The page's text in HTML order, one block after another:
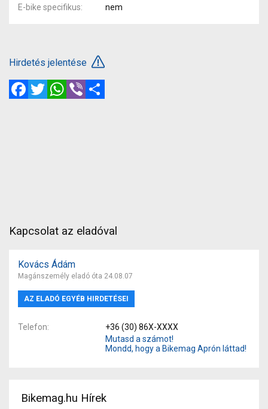
E-bike specifikus
nem
Hirdetés jelentése
FacebookTwitterWhatsApp
Viber
Kapcsolat az eladóval
Kovács Ádám
Magánszemély eladó óta 24.08.07
AZ ELADÓ EGYÉB HIRDETÉSEI
Telefon
+36 (30) 86X-XXXX
Mutasd a számot!
Mondd, hogy a Bikemag Aprón láttad!
Bikemag.hu Hírek